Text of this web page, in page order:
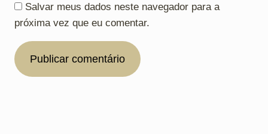
Salvar meus dados neste navegador para a
próxima vez que eu comentar.